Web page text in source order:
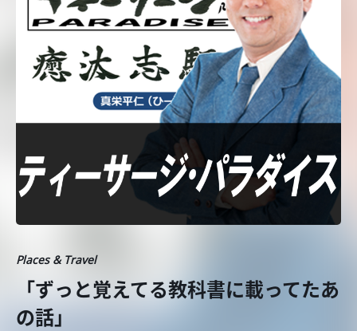
Places & Travel
「ずっと覚えてる教科書に載ってたあ
の話」